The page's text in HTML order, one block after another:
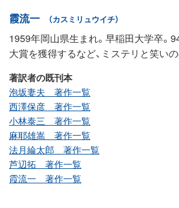
霞流一 （カスミリュウイチ）
1959年岡山県生まれ。早稲田大学卒。
大賞を獲得するなど、ミステリと笑い
著訳者の既刊本
泡坂妻夫 著作一覧
西澤保彦 著作一覧
小林泰三 著作一覧
麻耶雄嵩 著作一覧
法月綸太郎 著作一覧
芦辺拓 著作一覧
霞流一 著作一覧